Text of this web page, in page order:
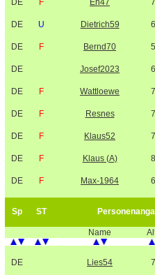
DE F Eh47
DE U Dietrich59
DE F Bernd70
DE Josef2023
DE F Wattloewe
DE F Resnes
DE F Klaus52
DE F Klaus (A)
DE F Max-1964
Sp ST
Name
DE Lies54